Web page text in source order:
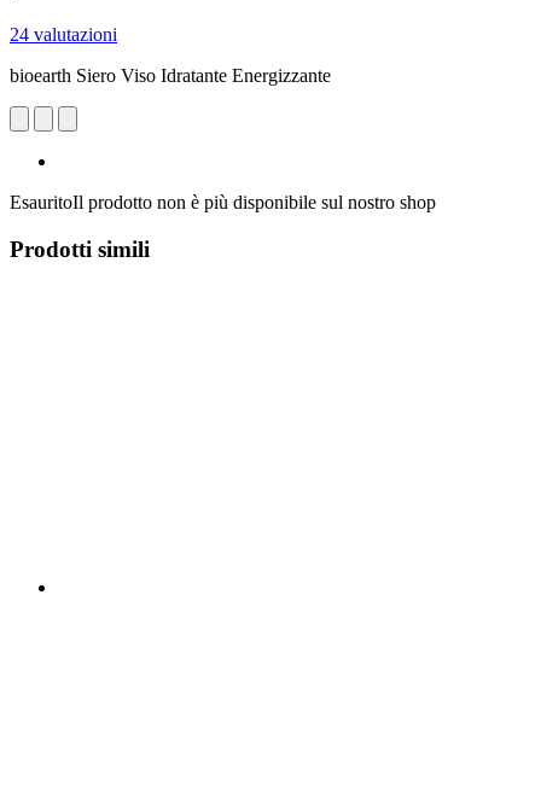
24 valutazioni
bioearth Siero Viso Idratante Energizzante
EsauritoIl prodotto non è più disponibile sul nostro shop
Prodotti simili